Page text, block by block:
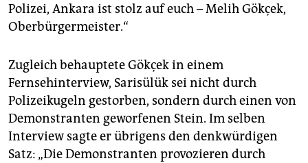
Polizei, Ankara ist stolz auf euch – Melih Gökçek,
Oberbürgermeister.“
Zugleich behauptete Gökçek in einem
Fernsehinterview, Sarisülük sei nicht durch
Polizeikugeln gestorben, sondern durch einen von
Demonstranten geworfenen Stein. Im selben
Interview sagte er übrigens den denkwürdigen
Satz: „Die Demonstranten provozieren durch